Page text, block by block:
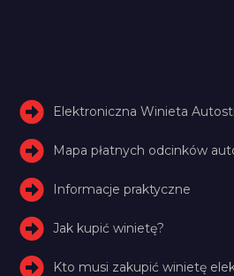
Elektroniczna Winieta
Mapa płatnych odcinków
Informacje praktyczne
Jak kupić winietę?
Kto musi zakupić winietę